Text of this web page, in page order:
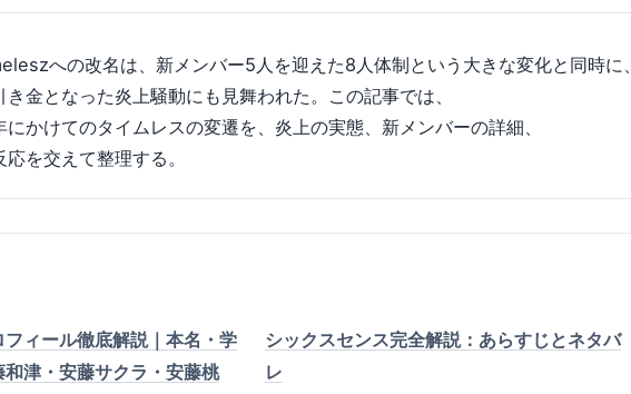
への改名は、新メンバー5人を迎えた8人体制という大きな変化と同時に、
金となった炎上騒動にも見舞われた。この記事では、
かけてのタイムレスの変遷を、炎上の実態、新メンバーの詳細、
を交えて整理する。
ィール徹底解説｜本名・学
和津・安藤サクラ・安藤桃
シックスセンス完全解説：あらすじとネタバ
レ